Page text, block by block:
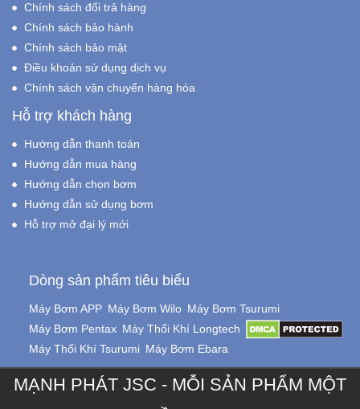
Chính sách đổi trả hàng
Chính sách bảo hành
Chính sách bảo mật
Điều khoản sử dụng dịch vụ
Chính sách vận chuyển hàng hóa
Hỗ trợ khách hàng
Hướng dẫn thanh toán
Hướng dẫn mua hàng
Hướng dẫn chọn bơm
Hướng dẫn sử dụng bơm
Hỗ trợ mở đại lý mới
Dòng sản phẩm tiêu biểu
Máy Bơm APP Máy Bơm Wilo Máy Bơm Tsurumi
Máy Bơm Pentax Máy Thổi Khí Longtech
Máy Thổi Khí Tsurumi Máy Bơm Ebara
MẠNH PHÁT JSC - MỖI SẢN PHẨM MỘT